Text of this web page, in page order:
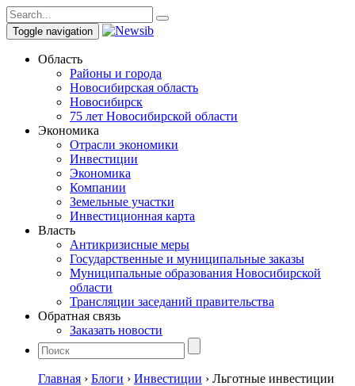
Toggle navigation
Область
Районы и города
Новосибирская область
Новосибирск
75 лет Новосибирской области
Экономика
Отрасли экономики
Инвестиции
Экономика
Компании
Земельные участки
Инвестиционная карта
Власть
Антикризисные меры
Государственные и муниципальные заказы
Муниципальные образования Новосибирской
области
Трансляции заседаний правительства
Обратная связь
Заказать новости
Главная › Блоги › Инвестиции › Льготные инвестиции